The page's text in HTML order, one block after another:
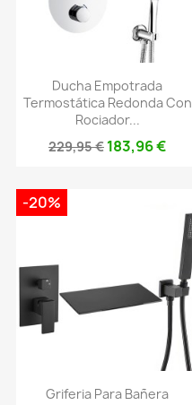
Ducha Empotrada
Termostática Redonda Con
Rociador...
229,95 € 183,96 €
Griferia Para Bañera
-20%